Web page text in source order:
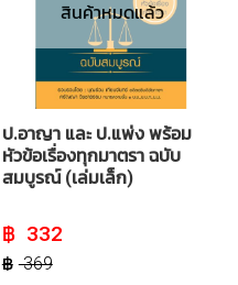
สินค้าหมดแล้ว
ป.อาญา และ ป.แพ่ง พร้อม
หัวข้อเรื่องทุกมาตรา ฉบับ
สมบูรณ์ (เล่มเล็ก)
369
Original
price
was:
฿ 369.
332
Current
price
is:
฿ 332.